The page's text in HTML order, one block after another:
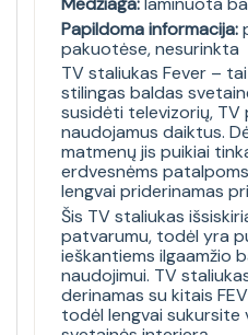
Papildoma informacija:
pakuotėse, nesurinkta
TV staliukas Fever –
stilingas baldas
susidėti televizorių, TV
naudojamus daiktus.
matmenų jis puikiai
erdvesnėms
lengvai priderinamas
Šis TV staliukas
patvarumu, todėl yra
ieškantiems ilgaamžio
naudojimui. TV
derinamas su kitais
todėl lengvai sukursite